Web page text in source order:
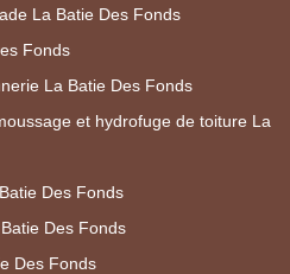
La Batie Des Fonds
Fonds
La Batie Des Fonds
et hydrofuge de toiture La
Des Fonds
Des Fonds
Des Fonds